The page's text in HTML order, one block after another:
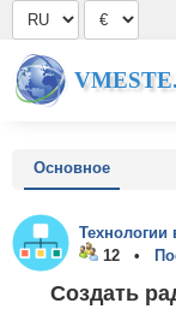
Основное
12 •
Создать